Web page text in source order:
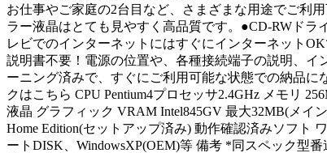
お仕事やご家庭の2台目など、さまざまな用途でご利
ラー液晶はとても見やすく高品質です。●CD-RWド
レビでのインターネットにはすぐにインターネット
説明書不要！電源の位置や、各種接続端子の説明、
ーニング済みで、すぐにご利用可能な状態での納品
クはこちら CPU Pentium4プロセッサ2.4GHz メモリ
液晶 グラフィック VRAM Intel845GV 最大32MB(メイ
Home Edition(セットアップ済み) 動作確認済みソフト
ートDISK、WindowsXP(OEM)等 備考 *同スペック型